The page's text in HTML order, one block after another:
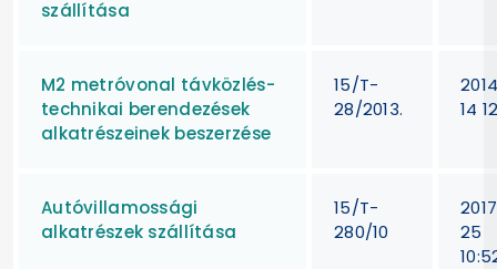
szállítása
M2 metróvonal távközlés-
technikai berendezések
alkatrészeinek beszerzése
15/T-
28/2013.
14
Autóvillamossági
alkatrészek szállítása
15/T-
280/10
25